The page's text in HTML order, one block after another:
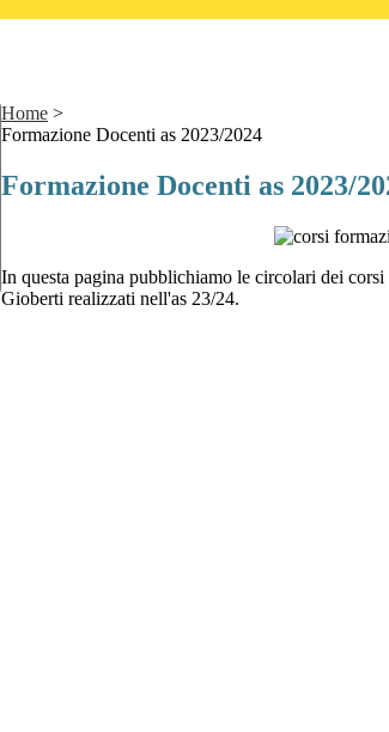
Home >
Formazione Docenti as 2023/2024
Formazione Docenti as 2023/
In questa pagina pubblichiamo le circolari dei
Gioberti realizzati nell'as 23/24.